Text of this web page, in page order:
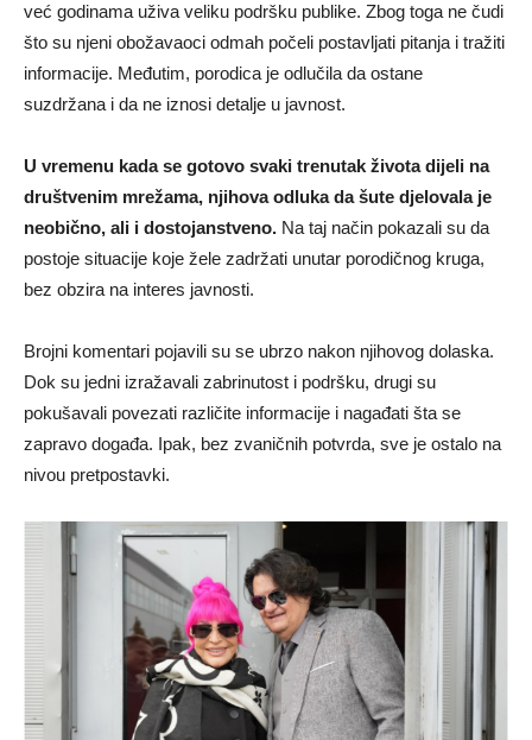
već godinama uživa veliku podršku publike. Zbog toga ne čudi
što su njeni obožavaoci odmah počeli postavljati pitanja i tražiti
informacije. Međutim, porodica je odlučila da ostane
suzdržana i da ne iznosi detalje u javnost.
U vremenu kada se gotovo svaki trenutak života dijeli na
društvenim mrežama, njihova odluka da šute djelovala je
neobično, ali i dostojanstveno. Na taj način pokazali su da
postoje situacije koje žele zadržati unutar porodičnog kruga,
bez obzira na interes javnosti.
Brojni komentari pojavili su se ubrzo nakon njihovog dolaska.
Dok su jedni izražavali zabrinutost i podršku, drugi su
pokušavali povezati različite informacije i nagađati šta se
zapravo događa. Ipak, bez zvaničnih potvrda, sve je ostalo na
nivou pretpostavki.